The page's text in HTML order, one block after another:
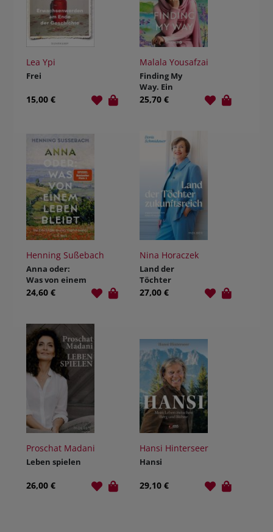
Lea Ypi
Frei
15,00 €
Malala Yousafzai
Finding My
Way. Ein
Memoir
25,70 €
Henning Sußebach
Anna oder:
Was von einem
Leben bleibt
24,60 €
Nina Horaczek
Land der
Töchter
zukunftsreich
27,00 €
Proschat Madani
Leben spielen
26,00 €
Hansi Hinterseer
Hansi
29,10 €